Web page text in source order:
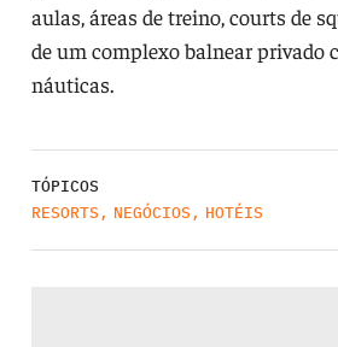
aulas, áreas de treino, courts de
de um complexo balnear privado
náuticas.
TÓPICOS
RESORTS , NEGÓCIOS , HOTÉIS